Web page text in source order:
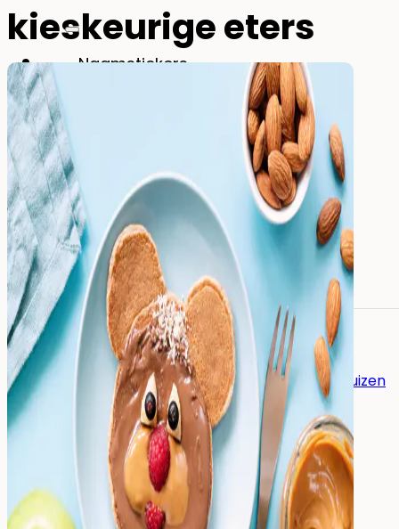
Naamstickers
Alle naamstickers
Naamstickers
Instrijklabels
Mini-stickers
Grote naamstickers
Potloodlabels
Andere toepassingen:
Naamstickers voor gereedschap
Naamstickers voor verzorgingshuizen
Eten
Drinken
0
kieskeurige eters